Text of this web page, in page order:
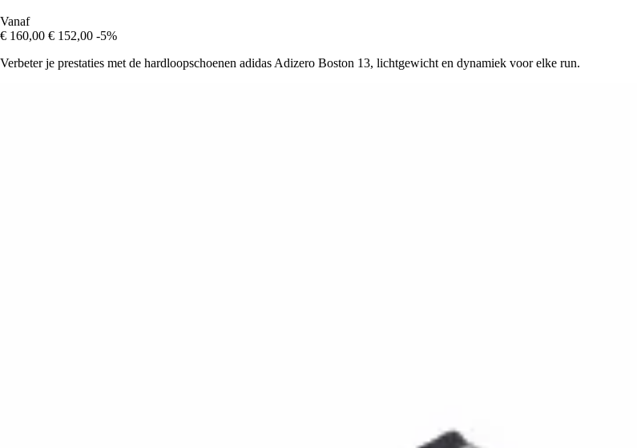
Vanaf
€ 160,00 € 152,00 -5%
Verbeter je prestaties met de hardloopschoenen adidas Adizero Boston 13, lichtgewicht en dynamiek voor elke run.